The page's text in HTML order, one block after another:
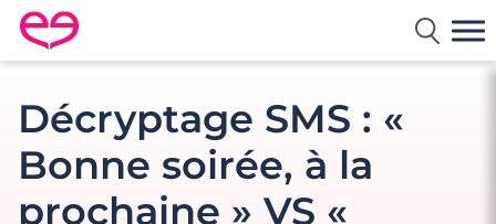
Rencontre en France avec Meetic
Décryptage SMS : «
Bonne soirée, à la
prochaine » VS «